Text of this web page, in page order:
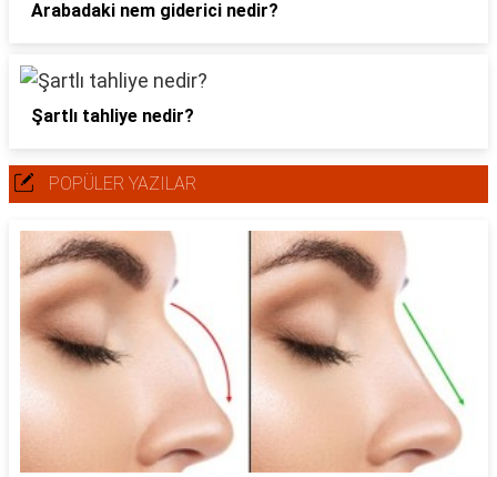
Arabadaki nem giderici nedir?
Şartlı tahliye nedir?
POPÜLER YAZILAR